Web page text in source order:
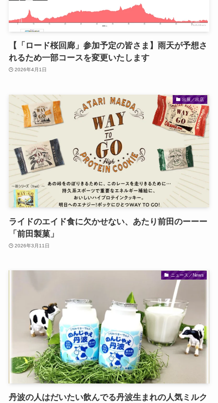
【「ロード桜回廊」参加予定の皆さま】雨天が予想さ
れるため一部コースを変更いたします
2026年4月1日
出展／出店
ライドのエイド食に欠かせない、あたり前田のーーー
「前田製菓」
2026年3月11日
ニュース／News
丹波の人はだいたい飲んでる丹波生まれの人気ミルク